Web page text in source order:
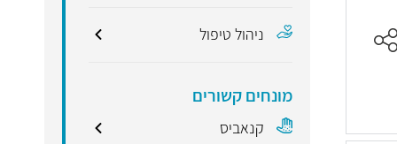
ניהול טיפול
מונחים קשורים
קנאביס